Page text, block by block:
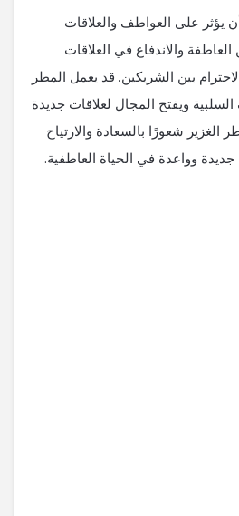
يؤثر على العواطف والعلاقات
والاندفاع في العلاقات
بين الشريكين. قد يعمل المطر
ويفتح المجال لعلاقات جديدة
شعورًا بالسعادة والارتياح
جديدة وواعدة في الحياة العاطفية.